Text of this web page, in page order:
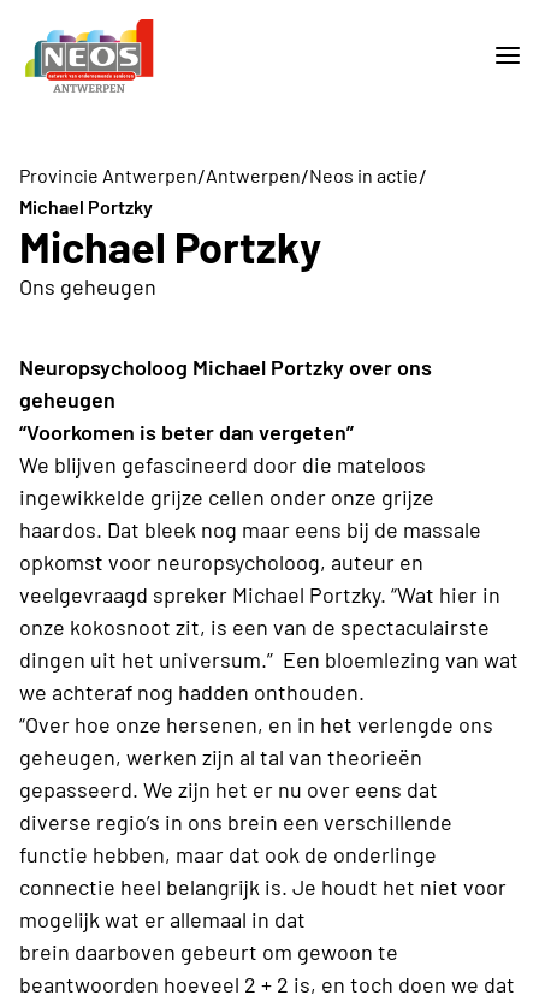
Provincie Antwerpen/Antwerpen/Neos in actie/
Michael Portzky
Michael Portzky
Ons geheugen
Neuropsycholoog Michael Portzky over ons
geheugen
“Voorkomen is beter dan vergeten”
We blijven gefascineerd door die mateloos
ingewikkelde grijze cellen onder onze grijze
haardos. Dat bleek nog maar eens bij de massale
opkomst voor neuropsycholoog, auteur en
veelgevraagd spreker Michael Portzky. “Wat hier in
onze kokosnoot zit, is een van de spectaculairste
dingen uit het universum.” Een bloemlezing van wat
we achteraf nog hadden onthouden.
“Over hoe onze hersenen, en in het verlengde ons
geheugen, werken zijn al tal van theorieën
gepasseerd. We zijn het er nu over eens dat
diverse regio’s in ons brein een verschillende
functie hebben, maar dat ook de onderlinge
connectie heel belangrijk is. Je houdt het niet voor
mogelijk wat er allemaal in dat
brein daarboven gebeurt om gewoon te
beantwoorden hoeveel 2 + 2 is, en toch doen we dat